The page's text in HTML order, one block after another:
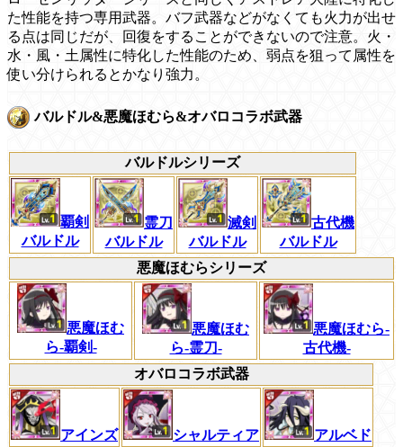
た性能を持つ専用武器。バフ武器などがなくても火力が出せ
る点は同じだが、回復をすることができないので注意。火・
水・風・土属性に特化した性能のため、弱点を狙って属性を
使い分けられるとかなり強力。
バルドル&悪魔ほむら&オバロコラボ武器
バルドルシリーズ
覇剣
バルドル
霊刀
バルドル
滅剣
バルドル
古代機
バルドル
悪魔ほむらシリーズ
悪魔ほむ
ら-覇剣-
悪魔ほむ
ら-霊刀-
悪魔ほむら-
古代機-
オバロコラボ武器
アインズ シャルティア
アルベド